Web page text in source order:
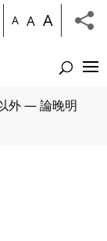
A A A
外 — 論晚明